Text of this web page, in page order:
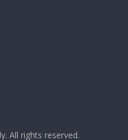
. All rights reserved.